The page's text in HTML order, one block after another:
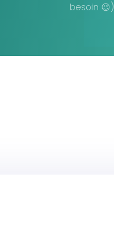
besoin 😉)